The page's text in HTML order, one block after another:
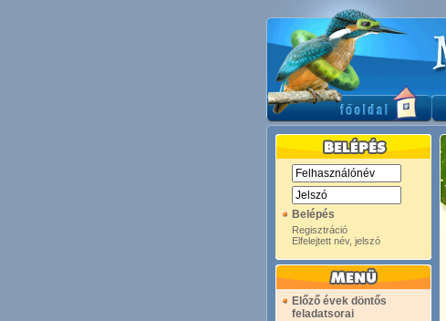
Belépés
Regisztráció
Elfelejtett név, jelszó
Előző évek döntős
feladatsorai